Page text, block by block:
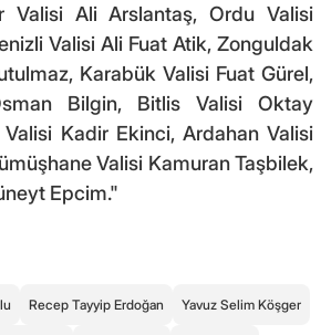
Valisi Ali Arslantaş, Ordu Valisi
Valisi Ali Fuat Atik, Zonguldak
Karabük Valisi Fuat Gürel,
Bilgin, Bitlis Valisi Oktay
Kadir Ekinci, Ardahan Valisi
Valisi Kamuran Taşbilek,
Epcim."
Recep Tayyip Erdoğan Yavuz Selim Köşger